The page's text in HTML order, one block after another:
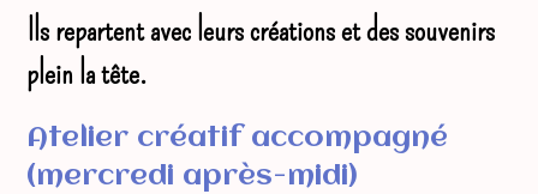
Ils repartent avec leurs créations et des souvenirs
plein la tête.
Atelier créatif accompagné
(mercredi après-midi)